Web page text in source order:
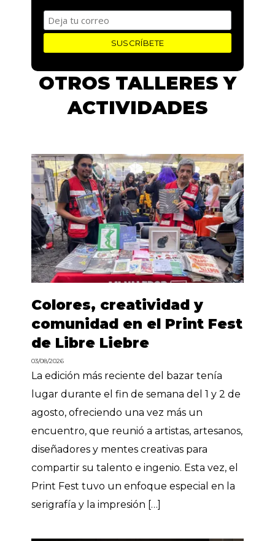
OTROS TALLERES Y
ACTIVIDADES
Colores, creatividad y
comunidad en el Print Fest
de Libre Liebre
03/08/2026
La edición más reciente del bazar tenía
lugar durante el fin de semana del 1 y 2 de
agosto, ofreciendo una vez más un
encuentro, que reunió a artistas, artesanos,
diseñadores y mentes creativas para
compartir su talento e ingenio. Esta vez, el
Print Fest tuvo un enfoque especial en la
serigrafía y la impresión […]